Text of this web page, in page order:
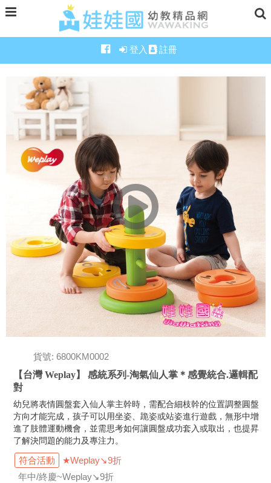
登入 註冊
貨號: 6800KM0002
【台灣 Weplay】 感統系列-淘氣仙人掌＊感覺統合.邏輯配
對
幼兒將表情圓盤套入仙人掌主幹時，需配合細枝幹的位置調整圓盤
方向才能完成，孩子可以用坐姿、跪姿或站姿進行遊戲，無形中增
進了肢體運動機會，並需思考如何讓圓盤成功套入或取出，也提昇
了解決問題的能力及專注力。
符合活動
★Weplay↘9折
年中/終慶~Weplay↘9折